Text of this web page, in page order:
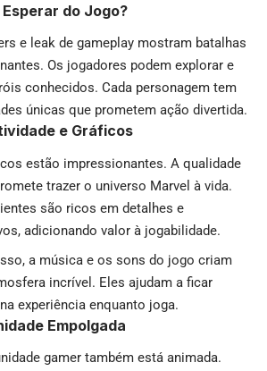
Esperar do Jogo?
e leak de gameplay mostram batalhas
Os jogadores podem explorar e
conhecidos. Cada personagem tem
únicas que prometem ação divertida.
e Gráficos
estão impressionantes. A qualidade
trazer o universo Marvel à vida.
são ricos em detalhes e
adicionando valor à jogabilidade.
a música e os sons do jogo criam
incrível. Eles ajudam a ficar
experiência enquanto joga.
Empolgada
gamer também está animada.